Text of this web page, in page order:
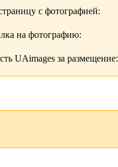
с фотографией:
на фотографию:
UAimages за размещение: